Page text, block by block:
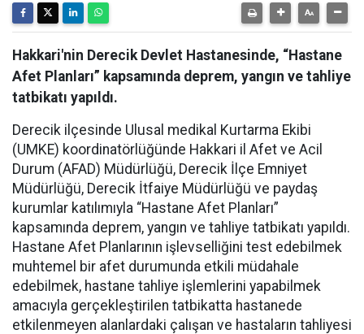
Hakkari'nin Derecik Devlet Hastanesinde, “Hastane
Afet Planları” kapsamında deprem, yangın ve tahliye
tatbikatı yapıldı.
Derecik ilçesinde Ulusal medikal Kurtarma Ekibi
(UMKE) koordinatörlüğünde Hakkari il Afet ve Acil
Durum (AFAD) Müdürlüğü, Derecik İlçe Emniyet
Müdürlüğü, Derecik İtfaiye Müdürlüğü ve paydaş
kurumlar katılımıyla “Hastane Afet Planları”
kapsamında deprem, yangın ve tahliye tatbikatı yapıldı.
Hastane Afet Planlarının işlevselliğini test edebilmek
muhtemel bir afet durumunda etkili müdahale
edebilmek, hastane tahliye işlemlerini yapabilmek
amacıyla gerçekleştirilen tatbikatta hastanede
etkilenmeyen alanlardaki çalışan ve hastaların tahliyesi